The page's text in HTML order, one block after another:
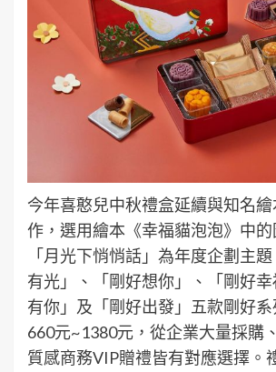
今年喜憨兒中秋禮盒延續與知名
作，選用繪本《幸福貓泡泡》中
「月光下悄悄話」為年度企劃主
有光」、「剛好想你」、「剛好
有你」及「剛好出發」五款剛好
660元~1380元，從企業大量採購
質感商務VIP贈禮皆有對應選擇。